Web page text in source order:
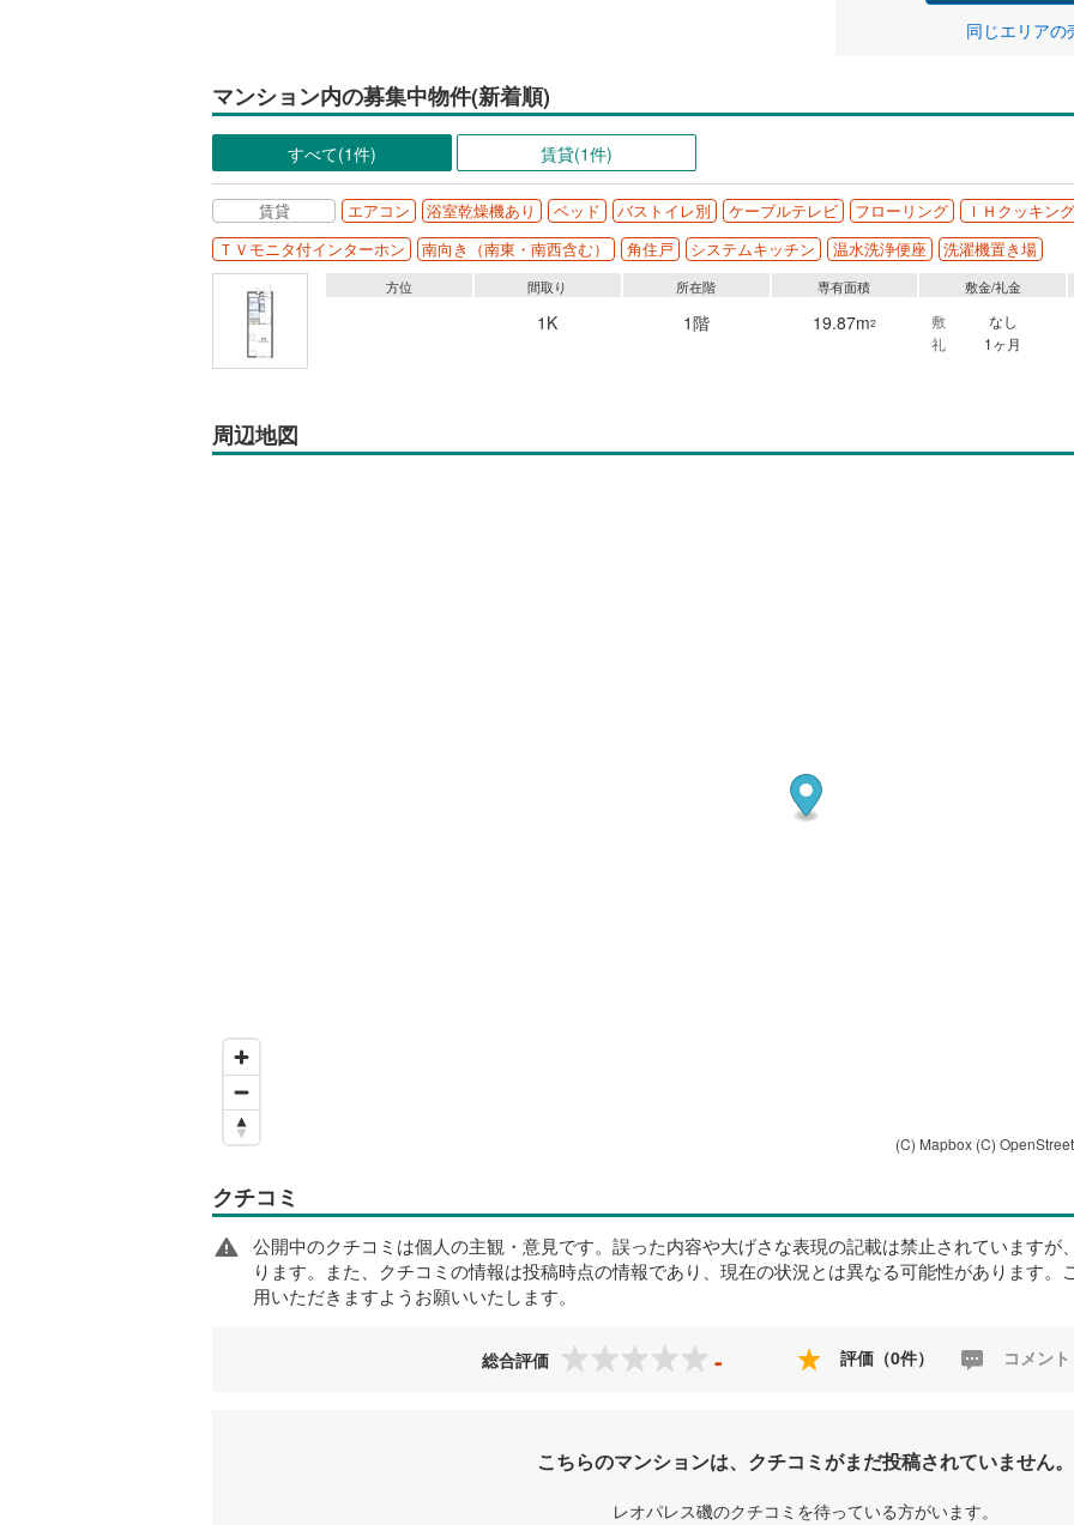
同じエリアの
マンション内の募集中物件(新着順)
すべて(1件) 賃貸(1件)
賃貸 エアコン 浴室乾燥機あり ベッド バストイレ別 ケーブルテレビ フローリング
ＩＨクッキン
ＴＶモニタ付インターホン
南向き（南東・南西含む） 角住戸 システムキッチン 温水洗浄便座 洗濯機置き場
敷金/礼金
敷
なし
礼
1ヶ月
専有面積
19.87m2
所在階
1階
間取り
1K
方位
周辺地図
(C) Mapbox (C)
クチコミ
公開中のクチコミは個人の主観・意見です。誤った内容や大げさな表現の記載は禁止されていますが
ります。また、クチコミの情報は投稿時点の情報であり、現在の状況とは異なる可能性があります
用いただきますようお願いいたします。
総合評価 - 評価（0件） コメン
こちらのマンションは、クチコミがまだ投稿されていません。
レオパレス磯のクチコミを待っている方がいます。